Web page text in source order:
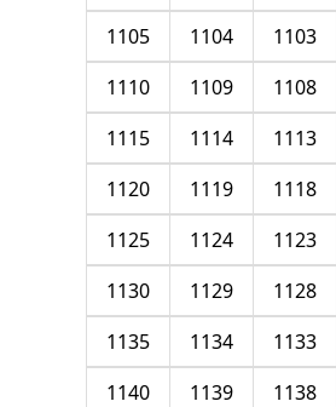
1103
1104
1105
1108
1109
1110
1113
1114
1115
1118
1119
1120
1123
1124
1125
1128
1129
1130
1133
1134
1135
1138
1139
1140